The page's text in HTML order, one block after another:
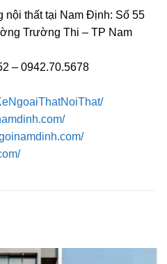
nội thất tại Nam Định: Số 55
Trường Thi – TP Nam
– 0942.70.5678